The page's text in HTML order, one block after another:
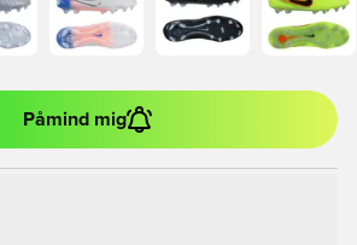
Påmind mig